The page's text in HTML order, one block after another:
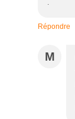
.
Répondre
M